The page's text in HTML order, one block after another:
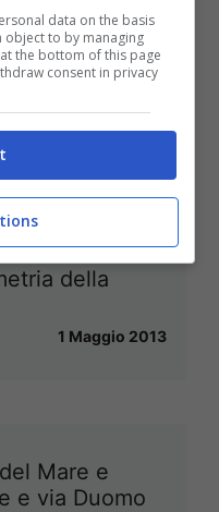
onlus: 32
6 Maggio 2013
d’Italia:
della
1 Maggio 2013
Mare e
e via Duomo
data on the basis
object to by managing
the bottom of this page
consent in privacy